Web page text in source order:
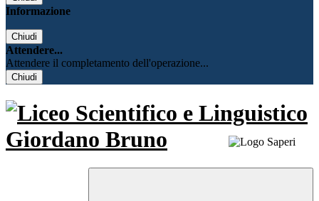
Informazione
Chiudi
Attendere...
Attendere il completamento dell'operazione...
Chiudi